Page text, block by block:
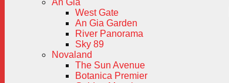
An Gia
West Gate
An Gia Garden
River Panorama
Sky 89
Novaland
The Sun Avenue
Botanica Premier